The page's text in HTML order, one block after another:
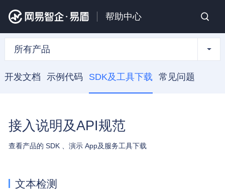
帮助中心
所有产品
开发文档 示例代码 SDK及工具下载 常见问题
接入说明及API规范
查看产品的 SDK 、演示 App及服务工具下载
文本检测